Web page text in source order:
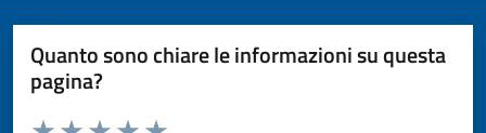
Quanto sono chiare le informazioni su questa
pagina?
Valuta da 1 a 5 stelle la pagina